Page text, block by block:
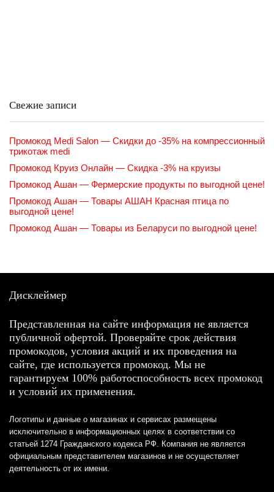
Свежие записи
Промокод Medi Salon — Скидки до -35% на компрессионный
трикотаж medi
Промокод Круиз Онлайн — Скидка -3% на круизы
Промокод Ашан — Фермерские продукты по выгодной цене!
Промокод Ашан — Товары АШАН Красная птица по
выгодной цене!
Промокод Ашан — Товары из Беларуси по выгодной цене!
Дисклеймер
Представленная на сайте информация не является
публичной офертой. Проверяйте срок действия
промокодов, условия акций и их проведения на
сайте, где используется промокод. Мы не
гарантируем 100% работоспособность всех промокод
и условий их применения.
Логотипы и данные о магазинах и сервисах размещены
исключительно в информационных целях в соответствии со
статьей 1274 Гражданского кодекса РФ. Компания не является
официальным представителем магазинов и не осуществляет
деятельность от их имени.